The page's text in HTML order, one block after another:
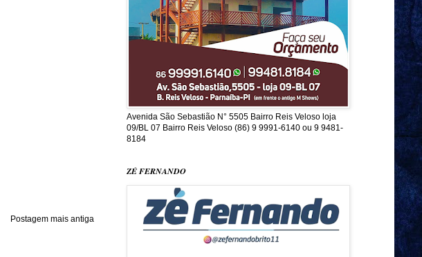
Postagem mais antiga
Avenida São Sebastião N° 5505 Bairro Reis Veloso loja
09/BL 07 Bairro Reis Veloso (86) 9 9991-6140 ou 9 9481-
8184
ZÉ FERNANDO